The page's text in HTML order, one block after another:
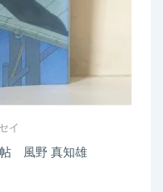
イ
風野 真知雄